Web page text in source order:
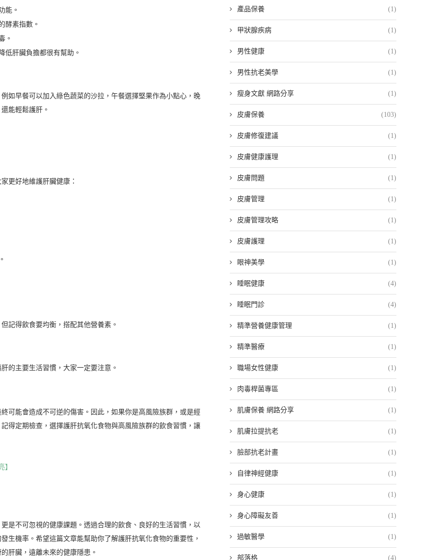
能。
酵素指數。
。
低肝臟負擔都很有幫助。
如早餐可以加入綠色蔬菜的沙拉，午餐選擇堅果作為小點心，晚
能輕鬆護肝。
更好地維護肝臟健康：
記得飲食要均衡，搭配其他營養素。
的主要生活習慣，大家一定要注意。
可能會造成不可逆的傷害。因此，如果你是高風險族群，或是經
得定期檢查，選擇護肝抗氧化食物與高風險族群的飲食習慣，讓
】
是不可忽視的健康課題。透過合理的飲食、良好的生活習慣，以
生機率。希望這篇文章能幫助你了解護肝抗氧化食物的重要性，
肝臟，遠離未來的健康隱患。
產品保養 (1)
甲狀腺疾病 (1)
男性健康 (1)
男性抗老美學 (1)
瘦身文獻 網路分享 (1)
皮膚保養 (103)
皮膚修復建議 (1)
皮膚健康護理 (1)
皮膚問題 (1)
皮膚管理 (1)
皮膚管理攻略 (1)
皮膚護理 (1)
眼神美學 (1)
睡眠健康 (4)
睡眠門診 (4)
精準營養健康管理 (1)
精準醫療 (1)
職場女性健康 (1)
肉毒桿菌專區 (1)
肌膚保養 網路分享 (1)
肌膚拉提抗老 (1)
臉部抗老計畫 (1)
自律神經健康 (1)
身心健康 (1)
身心障礙友善 (1)
過敏醫學 (1)
部落格 (4)